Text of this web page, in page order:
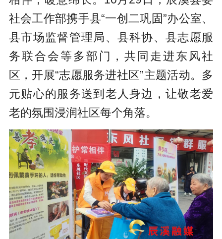
社会工作部携手县“一创二巩固”办公室、
县市场监督管理局、县科协、县志愿服
务联合会等多部门，共同走进东风社
区，开展“志愿服务进社区”主题活动。多
元贴心的服务送到老人身边，让敬老爱
老的氛围浸润社区每个角落。